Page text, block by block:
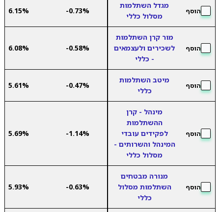
הוסף
מגדל השתלמות
מסלול כללי
-0.73%
6.15%
הוסף
מור קרן השתלמות
לשכירים ולעצמאים
- כללי
-0.58%
6.08%
הוסף
מיטב השתלמות
כללי
-0.47%
5.61%
הוסף
מינהל - קרן
ההשתלמות
לפקידים עובדי
המינהל והשרותים -
מסלול כללי
-1.14%
5.69%
הוסף
מנורה מבטחים
השתלמות מסלול
כללי
-0.63%
5.93%